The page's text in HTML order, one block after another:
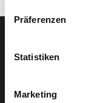
Präferenzen
Statistiken
Marketing